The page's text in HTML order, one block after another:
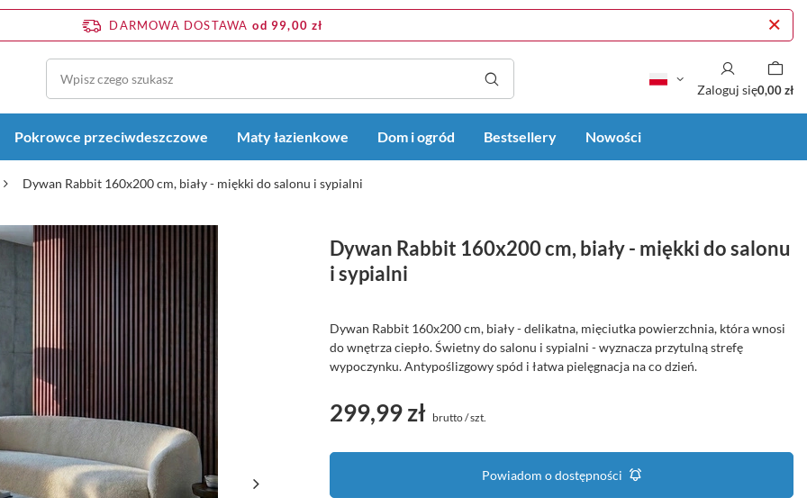
DARMOWA DOSTAWA od 99,00 zł
Zaloguj się0,00 zł
Pokrowce przeciwdeszczowe Maty łazienkowe Dom i ogród Bestsellery Nowości
Dywan Rabbit 160x200 cm, biały - miękki do salonu i sypialni
Dywan Rabbit 160x200 cm, biały - miękki do salonu
i sypialni
Dywan Rabbit 160x200 cm, biały - delikatna, mięciutka powierzchnia, która wnosi
do wnętrza ciepło. Świetny do salonu i sypialni - wyznacza przytulną strefę
wypoczynku. Antypoślizgowy spód i łatwa pielęgnacja na co dzień.
299,99 zł brutto/szt.
Powiadom o dostępności